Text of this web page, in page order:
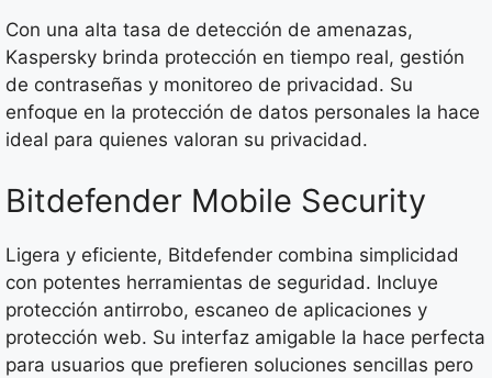
Con una alta tasa de detección de amenazas,
Kaspersky brinda protección en tiempo real, gestión
de contraseñas y monitoreo de privacidad. Su
enfoque en la protección de datos personales la hace
ideal para quienes valoran su privacidad.
Bitdefender Mobile Security
Ligera y eficiente, Bitdefender combina simplicidad
con potentes herramientas de seguridad. Incluye
protección antirrobo, escaneo de aplicaciones y
protección web. Su interfaz amigable la hace perfecta
para usuarios que prefieren soluciones sencillas pero